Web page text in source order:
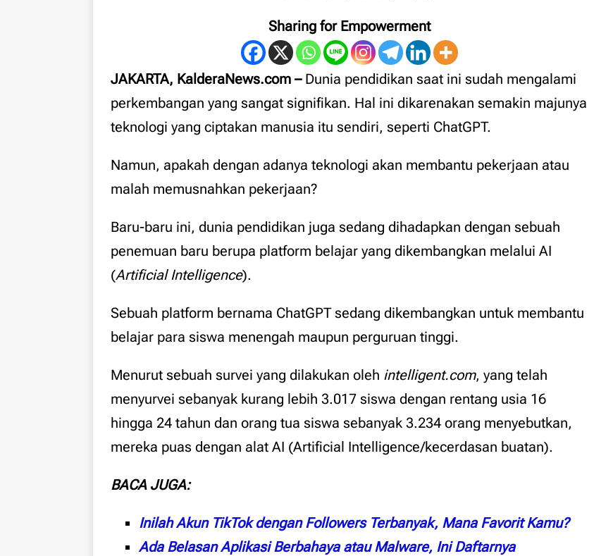
Sharing for Empowerment
JAKARTA, KalderaNews.com – Dunia pendidikan saat ini sudah mengalami
perkembangan yang sangat signifikan. Hal ini dikarenakan semakin majunya
teknologi yang ciptakan manusia itu sendiri, seperti ChatGPT.
Namun, apakah dengan adanya teknologi akan membantu pekerjaan atau
malah memusnahkan pekerjaan?
Baru-baru ini, dunia pendidikan juga sedang dihadapkan dengan sebuah
penemuan baru berupa platform belajar yang dikembangkan melalui AI
(Artificial Intelligence).
Sebuah platform bernama ChatGPT sedang dikembangkan untuk membantu
belajar para siswa menengah maupun perguruan tinggi.
Menurut sebuah survei yang dilakukan oleh intelligent.com, yang telah
menyurvei sebanyak kurang lebih 3.017 siswa dengan rentang usia 16
hingga 24 tahun dan orang tua siswa sebanyak 3.234 orang menyebutkan,
mereka puas dengan alat AI (Artificial Intelligence/kecerdasan buatan).
BACA JUGA:
Inilah Akun TikTok dengan Followers Terbanyak, Mana Favorit Kamu?
Ada Belasan Aplikasi Berbahaya atau Malware, Ini Daftarnya